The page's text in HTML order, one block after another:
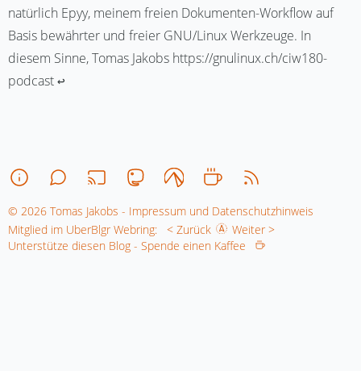
natürlich Epyy, meinem freien Dokumenten-Workflow auf
Basis bewährter und freier GNU/Linux Werkzeuge. In
diesem Sinne, Tomas Jakobs https://gnulinux.ch/ciw180-
podcast ↩︎
© 2026 Tomas Jakobs - Impressum und Datenschutzhinweis
Mitglied im UberBlgr Webring:
< Zurück
Weiter >
Unterstütze diesen Blog - Spende einen Kaffee